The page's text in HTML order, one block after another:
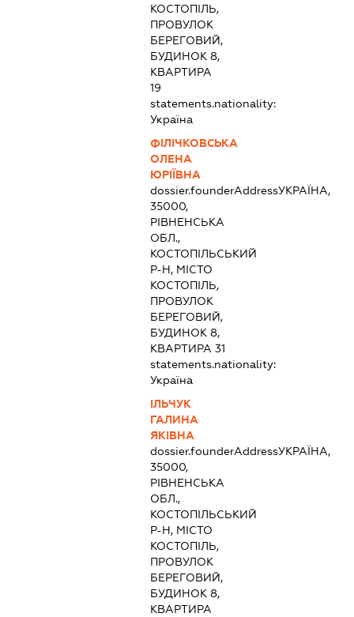
КОСТОПІЛЬ,
ПРОВУЛОК
БЕРЕГОВИЙ,
БУДИНОК 8,
КВАРТИРА
19
statements.nationality:
Україна
ФІЛІЧКОВСЬКА
ОЛЕНА
ЮРІЇВНА
dossier.founderAddressУКРАЇНА,
35000,
РІВНЕНСЬКА
ОБЛ.,
КОСТОПІЛЬСЬКИЙ
Р-Н, МІСТО
КОСТОПІЛЬ,
ПРОВУЛОК
БЕРЕГОВИЙ,
БУДИНОК 8,
КВАРТИРА 31
statements.nationality:
Україна
ІЛЬЧУК
ГАЛИНА
ЯКІВНА
dossier.founderAddressУКРАЇНА,
35000,
РІВНЕНСЬКА
ОБЛ.,
КОСТОПІЛЬСЬКИЙ
Р-Н, МІСТО
КОСТОПІЛЬ,
ПРОВУЛОК
БЕРЕГОВИЙ,
БУДИНОК 8,
КВАРТИРА